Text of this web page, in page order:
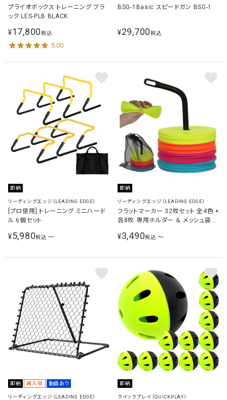
プライオボックス トレーニング ブラ
ック LES-PLB BLACK
¥17,800税込
5.00
BSG-1Basic スピードガン BSG-1
¥29,700税込
即納
リーディングエッジ（LEADING EDGE）
[プロ使用] トレーニング ミニハード
ル 6個セット
¥5,980税込 〜
即納
リーディングエッジ（LEADING EDGE）
フラットマーカー 32枚セット 全4色 ×
各8枚 専用ホルダー ＆ メッシュ袋付
¥3,490税込 〜
即納 再入荷 動画あり
リーディングエッジ（LEADING EDGE）
即納
クイックプレイ（QUICKPLAY）